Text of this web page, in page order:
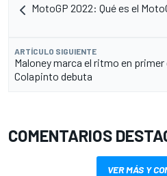
MotoGP 2022: Qué es el
ARTÍCULO SIGUIENTE
Maloney marca el ritmo en primer
Colapinto debuta
COMENTARIOS
VER MÁS Y